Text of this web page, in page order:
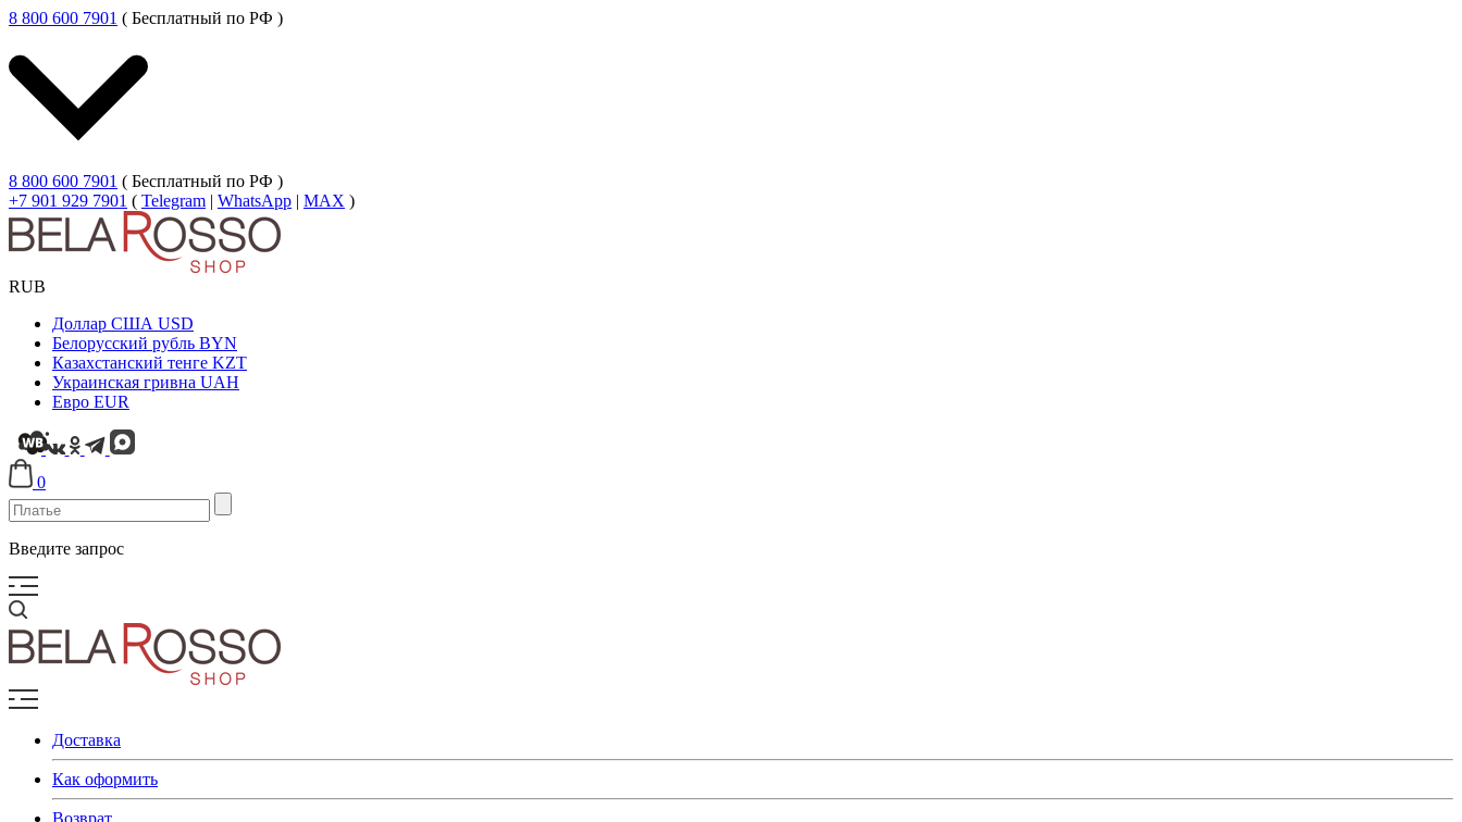
8 800 600 7901 ( Бесплатный по РФ )
8 800 600 7901 ( Бесплатный по РФ )
+7 901 929 7901 ( Telegram | WhatsApp | MAX )
RUB
Доллар США USD
Белорусский рубль BYN
Казахстанский тенге KZT
Украинская гривна UAH
Евро EUR
0
Введите запрос
Доставка
Как оформить
Возврат